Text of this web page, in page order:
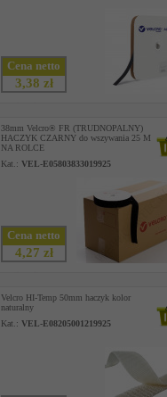
Cena netto
3,38 zł
38mm Velcro® FR (TRUDNOPALNY)
HACZYK CZARNY do wszywania 25 M
NA ROLCE
Kat.: VEL-E05803833019925
Cena netto
4,27 zł
Velcro HI-Temp 50mm haczyk kolor
naturalny
Kat.: VEL-E08205001219925